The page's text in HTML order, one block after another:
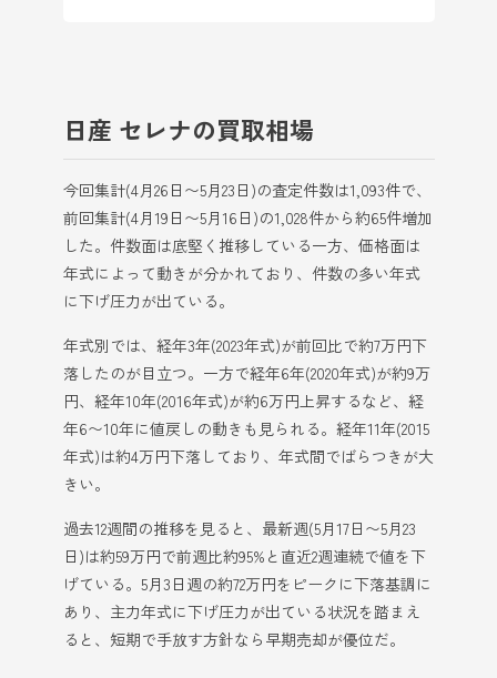
日産 セレナの買取相場
今回集計(4月26日〜5月23日)の査定件数は1,093件で、
前回集計(4月19日〜5月16日)の1,028件から約65件増加
した。件数面は底堅く推移している一方、価格面は
年式によって動きが分かれており、件数の多い年式
に下げ圧力が出ている。
年式別では、経年3年(2023年式)が前回比で約7万円下
落したのが目立つ。一方で経年6年(2020年式)が約9万
円、経年10年(2016年式)が約6万円上昇するなど、経
年6〜10年に値戻しの動きも見られる。経年11年(2015
年式)は約4万円下落しており、年式間でばらつきが大
きい。
過去12週間の推移を見ると、最新週(5月17日〜5月23
日)は約59万円で前週比約95%と直近2週連続で値を下
げている。5月3日週の約72万円をピークに下落基調に
あり、主力年式に下げ圧力が出ている状況を踏まえ
ると、短期で手放す方針なら早期売却が優位だ。